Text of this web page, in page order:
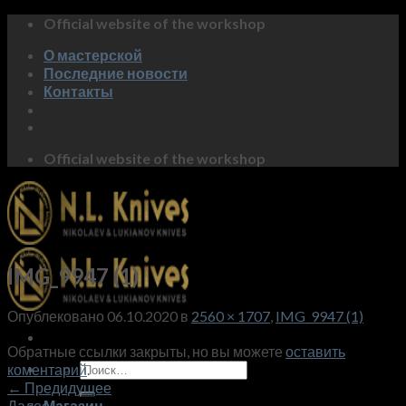
Skip
content
Official website of the workshop
О мастерской
Последние новости
Контакты
Official website of the workshop
Искать:
IMG_9947 (1)
Опублековано 06.10.2020 в 2560 × 1707, IMG_9947 (1)
Обратные ссылки закрыты, но вы можете оставить
коментарий.
← Предидущее